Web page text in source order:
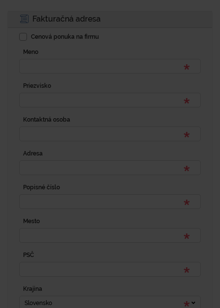
Fakturačná adresa
Cenová ponuka na firmu
Meno
Priezvisko
Kontaktná osoba
Adresa
Popisné číslo
Mesto
PSČ
Krajina
Slovensko